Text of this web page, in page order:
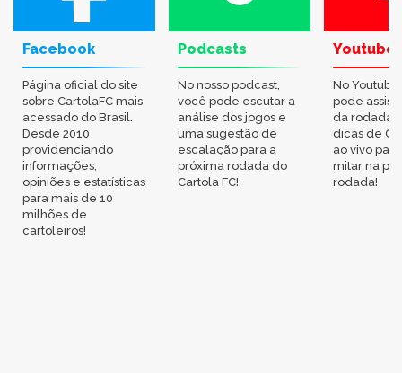
Facebook
Página oficial do site
sobre CartolaFC mais
acessado do Brasil.
Desde 2010
providenciando
informações,
opiniões e estatísticas
para mais de 10
milhões de
cartoleiros!
Podcasts
No nosso podcast,
você pode escutar a
análise dos jogos e
uma sugestão de
escalação para a
próxima rodada do
Cartola FC!
Youtube
No
pode
da rodada,
dicas de
ao vivo
mitar na
rodada!